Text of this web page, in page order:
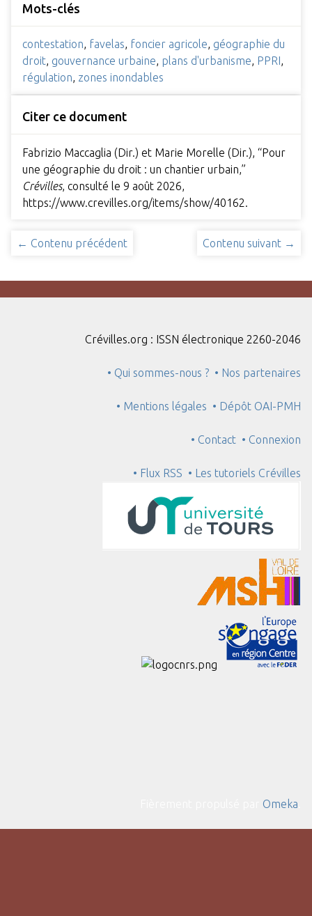
Mots-clés
contestation, favelas, foncier agricole, géographie du
droit, gouvernance urbaine, plans d'urbanisme, PPRI ,
régulation, zones inondables
Citer ce document
Fabrizio Maccaglia (Dir.) et Marie Morelle (Dir.), “Pour
une géographie du droit : un chantier urbain,”
Crévilles, consulté le 9 août 2026,
https://www.crevilles.org/items/show/40162.
← Contenu précédent Contenu suivant →
Crévilles.org : ISSN électronique 2260-2046
• Qui sommes-nous ? • Nos partenaires
• Mentions légales • Dépôt OAI-PMH
• Contact • Connexion
• Flux RSS • Les tutoriels Crévilles
Omeka